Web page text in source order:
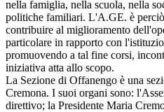
nella famiglia, nella scuola, nella
politiche familiari. L'A.GE. è
contribuire al miglioramento
particolare in rapporto con
promuovendo a tal fine corsi,
iniziativa atta allo scopo.
La Sezione di Offanengo è una
Cremona. I suoi organi sono:
direttivo; la Presidente Maria